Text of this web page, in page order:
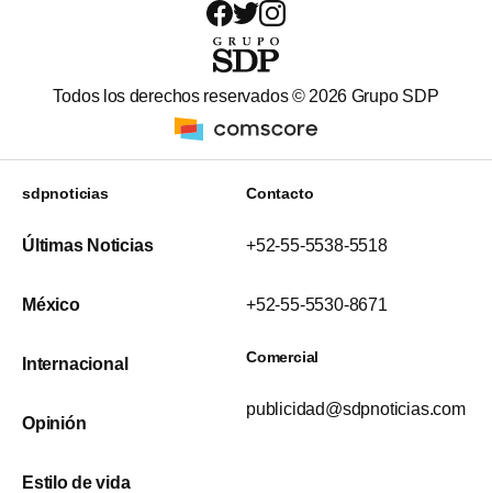
Todos los derechos reservados © 2026 Grupo SDP
sdpnoticias
Últimas Noticias
México
Internacional
Opinión
Estilo de vida
Contacto
+52-55-5538-5518
+52-55-5530-8671
Comercial
publicidad@sdpnoticias.com